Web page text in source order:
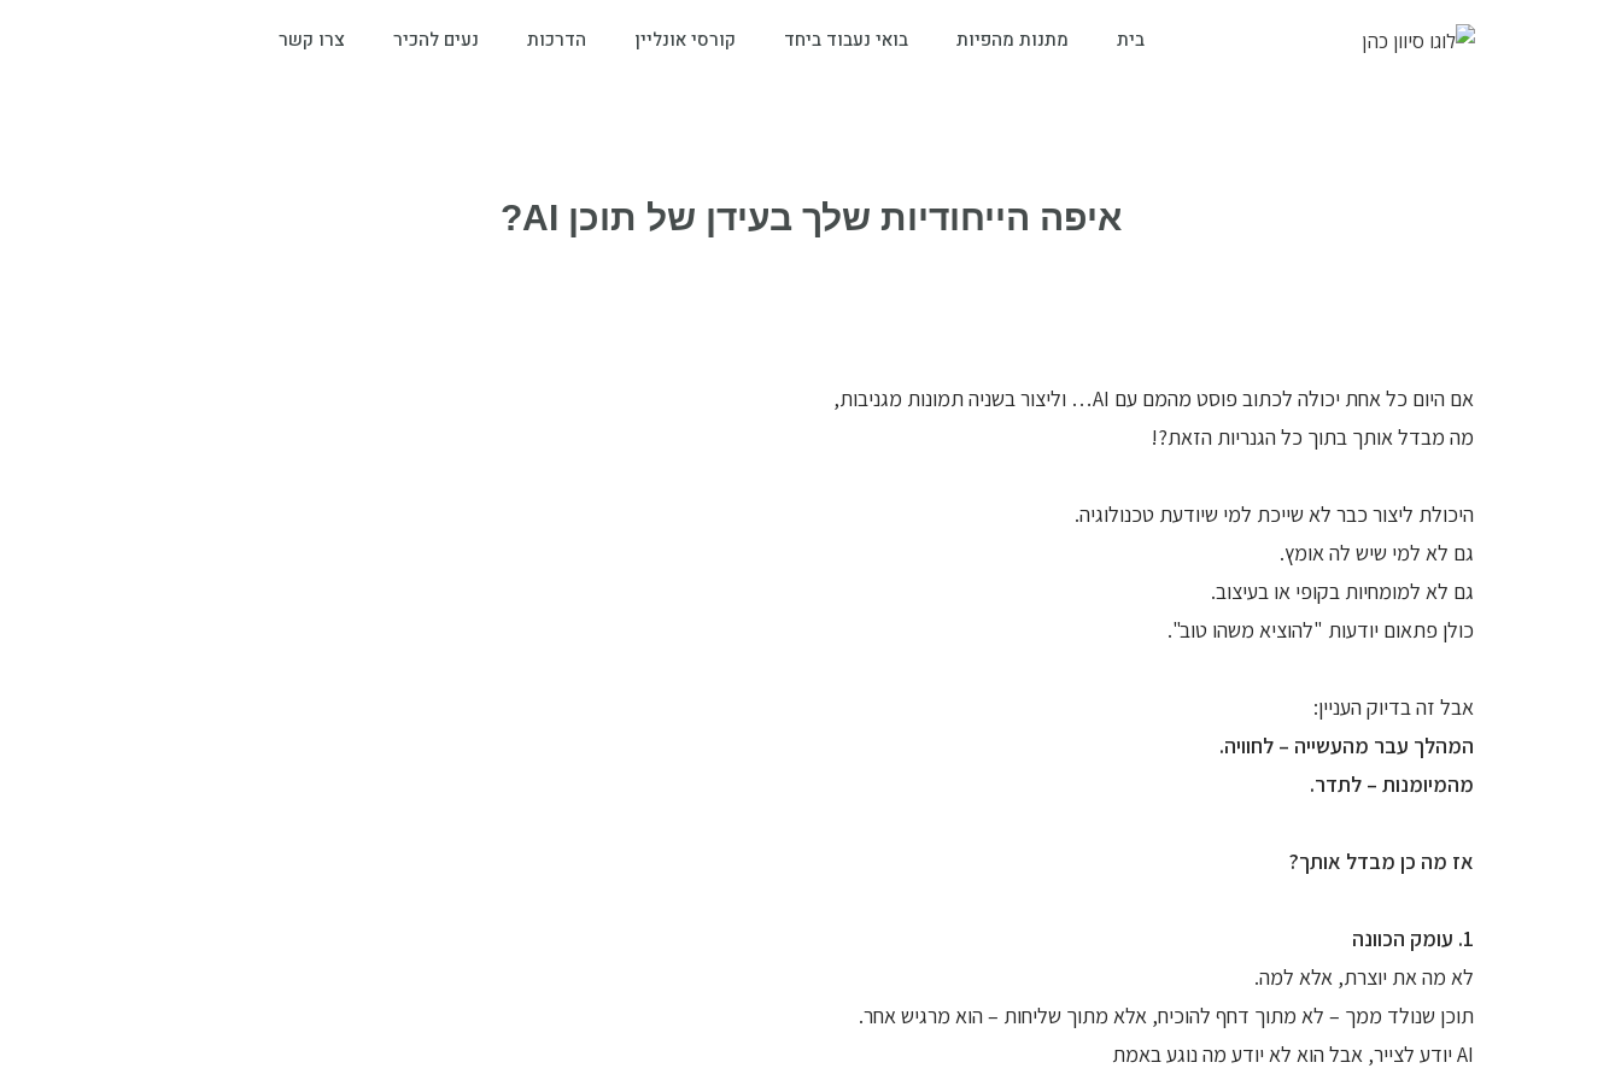
בית מתנות מהפיות בואי נעבוד ביחד קורסי אונליין הדרכות נעים להכיר צרו קשר
איפה הייחודיות שלך בעידן של תוכן AI?
אם היום כל אחת יכולה לכתוב פוסט מהמם עם AI… וליצור בשניה תמונות מגניבות,
מה מבדל אותך בתוך כל הגנריות הזאת?!
היכולת ליצור כבר לא שייכת למי שיודעת טכנולוגיה.
גם לא למי שיש לה אומץ.
גם לא למומחיות בקופי או בעיצוב.
כולן פתאום יודעות "להוציא משהו טוב".
אבל זה בדיוק העניין:
המהלך עבר מהעשייה – לחוויה.
מהמיומנות – לתדר.
אז מה כן מבדל אותך?
1. עומק הכוונה
לא מה את יוצרת, אלא למה.
תוכן שנולד ממך – לא מתוך דחף להוכיח, אלא מתוך שליחות – הוא מרגיש אחר.
AI יודע לצייר, אבל הוא לא יודע מה נוגע באמת